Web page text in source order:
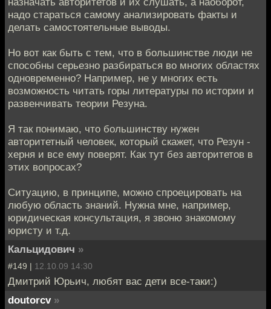
надо стараться самому анализировать факты и
делать самостоятельные выводы.
Но вот как быть с тем, что в большинстве люди не
способны серьезно разбираться во многих областях
одновременно? Например, не у многих есть
возможность читать горы литературы по истории и
развенчивать теории Резуна.
Я так понимаю, что большинству нужен
авторитетный человек, который скажет, что Резун -
херня и все ему поверят. Как тут без авторитетов в
этих вопросах?
Ситуацию, в принципе, можно спроецировать на
любую область знаний. Нужна мне, например,
юридическая консультация, я звоню знакомому
юристу и т.д.
Кальцидович »
#149 | 12.10.09 14:30
Дмитрий Юрьич, любят вас дети все-таки:)
doutorcv »